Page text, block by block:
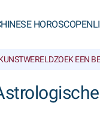
HOROSCOPEN
ZOEK EEN